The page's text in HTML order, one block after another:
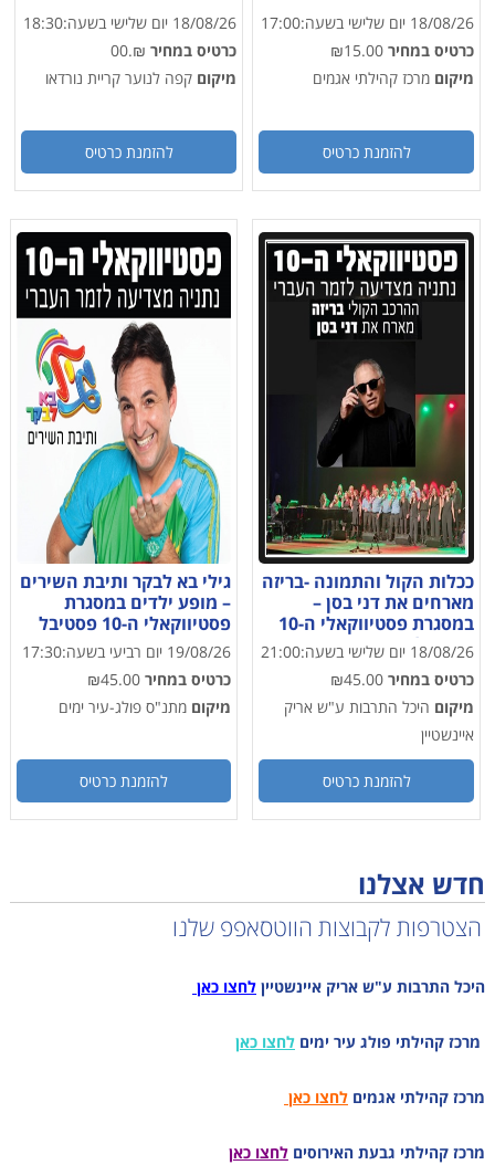
18/08/26 יום שלישי בשעה:17:00
כרטיס במחיר ₪15.00
מיקום מרכז קהילתי אגמים
להזמנת כרטיס
18/08/26 יום שלישי בשעה:18:30
כרטיס במחיר ₪.00
מיקום קפה לנוער קריית נורדאו
להזמנת כרטיס
ככלות הקול והתמונה -בריזה
מארחים את דני בסן –
במסגרת פסטיווקאלי ה-10
פסטיבל הזמר העברי
18/08/26 יום שלישי בשעה:21:00
כרטיס במחיר ₪45.00
מיקום היכל התרבות ע"ש אריק
איינשטיין
להזמנת כרטיס
גילי בא לבקר ותיבת השירים
– מופע ילדים במסגרת
פסטיווקאלי ה-10 פסטיבל
הזמר העברי
19/08/26 יום רביעי בשעה:17:30
כרטיס במחיר₪45.00
מיקום מתנ"ס פולג-עיר ימים
להזמנת כרטיס
חדש אצלנו
הצטרפות לקבוצות הווטסאפפ שלנו
היכל התרבות ע"ש אריק איינשטיין לחצו כאן
מרכז קהילתי פולג עיר ימים לחצו כאן
מרכז קהילתי אגמים לחצו כאן
מרכז קהילתי גבעת האירוסים לחצו כאן